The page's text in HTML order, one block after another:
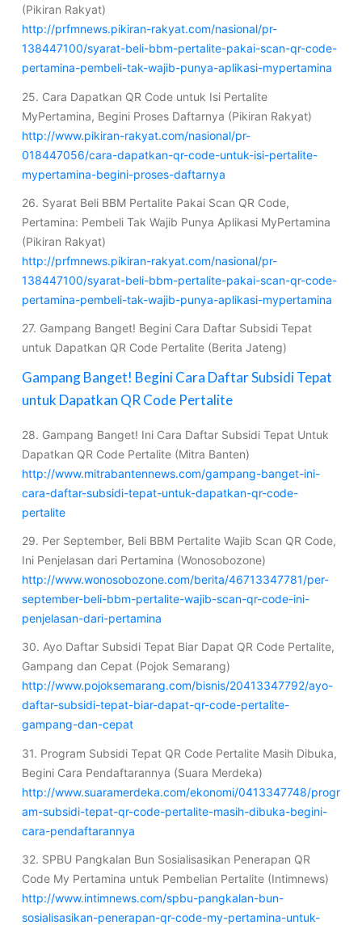
(Pikiran Rakyat)
http://prfmnews.pikiran-rakyat.com/nasional/pr-
138447100/syarat-beli-bbm-pertalite-pakai-scan-qr-code-
pertamina-pembeli-tak-wajib-punya-aplikasi-mypertamina
25. Cara Dapatkan QR Code untuk Isi Pertalite
MyPertamina, Begini Proses Daftarnya (Pikiran Rakyat)
http://www.pikiran-rakyat.com/nasional/pr-
018447056/cara-dapatkan-qr-code-untuk-isi-pertalite-
mypertamina-begini-proses-daftarnya
26. Syarat Beli BBM Pertalite Pakai Scan QR Code,
Pertamina: Pembeli Tak Wajib Punya Aplikasi MyPertamina
(Pikiran Rakyat)
http://prfmnews.pikiran-rakyat.com/nasional/pr-
138447100/syarat-beli-bbm-pertalite-pakai-scan-qr-code-
pertamina-pembeli-tak-wajib-punya-aplikasi-mypertamina
27. Gampang Banget! Begini Cara Daftar Subsidi Tepat
untuk Dapatkan QR Code Pertalite (Berita Jateng)
Gampang Banget! Begini Cara Daftar Subsidi Tepat
untuk Dapatkan QR Code Pertalite
28. Gampang Banget! Ini Cara Daftar Subsidi Tepat Untuk
Dapatkan QR Code Pertalite (Mitra Banten)
http://www.mitrabantennews.com/gampang-banget-ini-
cara-daftar-subsidi-tepat-untuk-dapatkan-qr-code-
pertalite
29. Per September, Beli BBM Pertalite Wajib Scan QR Code,
Ini Penjelasan dari Pertamina (Wonosobozone)
http://www.wonosobozone.com/berita/46713347781/per-
september-beli-bbm-pertalite-wajib-scan-qr-code-ini-
penjelasan-dari-pertamina
30. Ayo Daftar Subsidi Tepat Biar Dapat QR Code Pertalite,
Gampang dan Cepat (Pojok Semarang)
http://www.pojoksemarang.com/bisnis/20413347792/ayo-
daftar-subsidi-tepat-biar-dapat-qr-code-pertalite-
gampang-dan-cepat
31. Program Subsidi Tepat QR Code Pertalite Masih Dibuka,
Begini Cara Pendaftarannya (Suara Merdeka)
http://www.suaramerdeka.com/ekonomi/0413347748/progr
am-subsidi-tepat-qr-code-pertalite-masih-dibuka-begini-
cara-pendaftarannya
32. SPBU Pangkalan Bun Sosialisasikan Penerapan QR
Code My Pertamina untuk Pembelian Pertalite (Intimnews)
http://www.intimnews.com/spbu-pangkalan-bun-
sosialisasikan-penerapan-qr-code-my-pertamina-untuk-